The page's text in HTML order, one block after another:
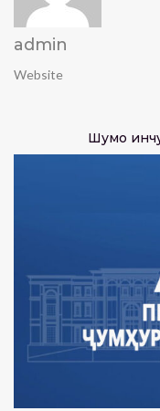
admin
Website
Шумо